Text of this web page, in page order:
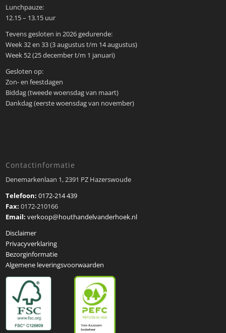
Lunchpauze:
12.15 – 13.15 uur
Tevens gesloten in 2026 gedurende:
Week 32 en 33 (3 augustus t/m 14 augustus)
Week 52 (25 december t/m 1 januari)
Gesloten op:
Zon- en feestdagen
Biddag (tweede woensdag van maart)
Dankdag (eerste woensdag van november)
Contactinformatie
Denemarkenlaan 1, 2391 PZ Hazerswoude
Telefoon:0172-214 439
Fax:0172-210166
Email: verkoop@houthandelvanderhoek.nl
Disclaimer
Privacyverklaring
Bezorginformatie
Algemene leveringsvoorwaarden